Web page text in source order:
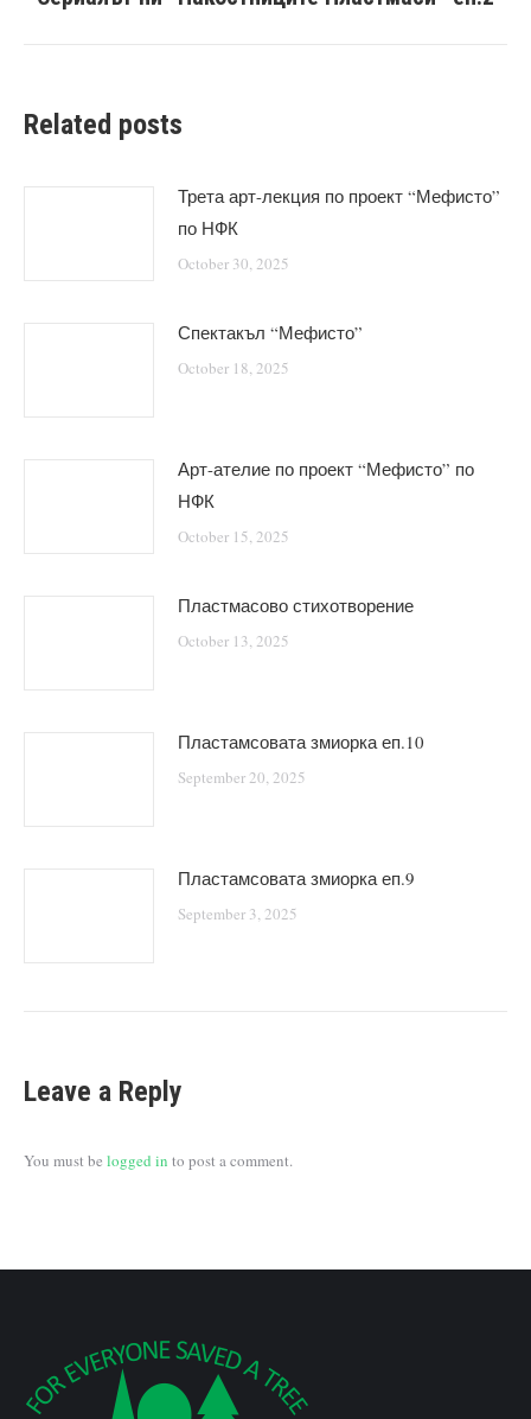
Related posts
Трета арт-лекция по проект “Мефисто”
по НФК
October 30, 2025
Спектакъл “Мефисто”
October 18, 2025
Арт-ателие по проект “Мефисто” по
НФК
October 15, 2025
Пластмасово стихотворение
October 13, 2025
Пластамсовата змиорка еп.10
September 20, 2025
Пластамсовата змиорка еп.9
September 3, 2025
Leave a Reply
You must be logged in to post a comment.